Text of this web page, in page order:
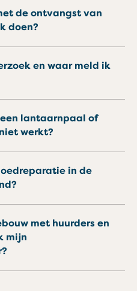
doen?
werkt?
mijn